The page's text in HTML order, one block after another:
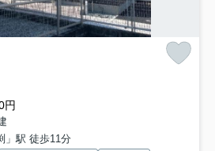
円
」駅 徒歩11分